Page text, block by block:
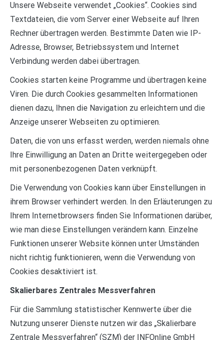
Unsere Webseite verwendet „Cookies“. Cookies sind
Textdateien, die vom Server einer Webseite auf Ihren
Rechner übertragen werden. Bestimmte Daten wie IP-
Adresse, Browser, Betriebssystem und Internet
Verbindung werden dabei übertragen.
Cookies starten keine Programme und übertragen keine
Viren. Die durch Cookies gesammelten Informationen
dienen dazu, Ihnen die Navigation zu erleichtern und die
Anzeige unserer Webseiten zu optimieren.
Daten, die von uns erfasst werden, werden niemals ohne
Ihre Einwilligung an Daten an Dritte weitergegeben oder
mit personenbezogenen Daten verknüpft.
Die Verwendung von Cookies kann über Einstellungen in
ihrem Browser verhindert werden. In den Erläuterungen zu
Ihrem Internetbrowsers finden Sie Informationen darüber,
wie man diese Einstellungen verändern kann. Einzelne
Funktionen unserer Website können unter Umständen
nicht richtig funktionieren, wenn die Verwendung von
Cookies desaktiviert ist.
Skalierbares Zentrales Messverfahren
Für die Sammlung statistischer Kennwerte über die
Nutzung unserer Dienste nutzen wir das „Skalierbare
Zentrale Messverfahren“ (SZM) der INFOnline GmbH